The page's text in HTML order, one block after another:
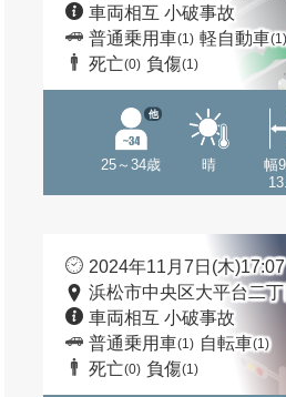
車両相互 小破事故
普通乗用車(1) 軽自動車(1)
死亡(0) 負傷(1)
25～34歳
他
晴
幅
2024年11月7日(木)17:07
浜松市中央区大平台二
車両相互 小破事故
普通乗用車(1) 自転車(1)
死亡(0) 負傷(1)